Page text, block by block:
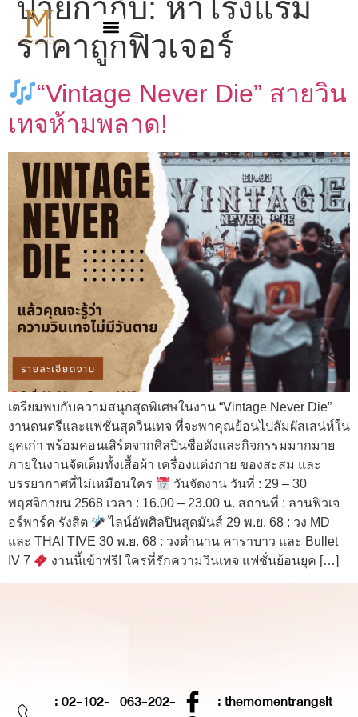
ป้ายกำกับ: หาโรงแรม
ราคาถูกฟิวเจอร์
“Vintage Never Die” สายวิน
เทจห้ามพลาด!
เตรียมพบกับความสนุกสุดพิเศษในงาน “Vintage Never Die”
งานดนตรีและแฟชั่นสุดวินเทจ ที่จะพาคุณย้อนไปสัมผัสเสน่ห์ใน
ยุคเก่า พร้อมคอนเสิร์ตจากศิลปินชื่อดังและกิจกรรมมากมาย
ภายในงานจัดเต็มทั้งเสื้อผ้า เครื่องแต่งกาย ของสะสม และ
บรรยากาศที่ไม่เหมือนใคร
วันจัดงาน วันที่ : 29 – 30
พฤศจิกายน 2568 เวลา : 16.00 – 23.00 น. สถานที่ : ลานฟิวเจ
อร์พาร์ค รังสิต
ไลน์อัพศิลปินสุดมันส์ 29 พ.ย. 68 : วง MD
และ THAI TIVE 30 พ.ย. 68 : วงตำนาน คาราบาว และ Bullet
IV 7
งานนี้เข้าฟรี! ใครที่รักความวินเทจ แฟชั่นย้อนยุค […]
: 02-102- 063-202-
: themomentrangsit